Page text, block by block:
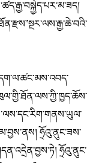
ཧྲོའུ་ནུང་ཟས་
ཧྲོའུ་ནུང་